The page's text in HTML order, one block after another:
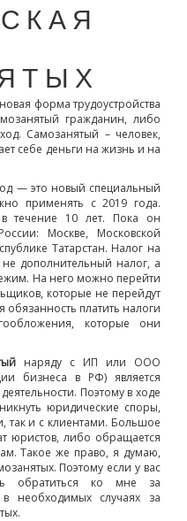
форма трудоустройства
гражданин, либо
Самозанятый – человек,
себе деньги на жизнь и на
— это новый специальный
применять с 2019 года.
в течение 10 лет. Пока он
Москве, Московской
Татарстан. Налог на
дополнительный налог, а
На него можно перейти
которые не перейдут
обязанность платить налоги
которые они
наряду с ИП или ООО
бизнеса в РФ) является
Поэтому в ходе
юридические споры,
так и с клиентами. Большое
юристов, либо обращается
Такое же право, я думаю,
Поэтому если у вас
обратиться ко мне за
необходимых случаях за